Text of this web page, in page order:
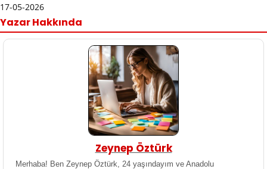
17-05-2026
Yazar Hakkında
Zeynep Öztürk
Merhaba! Ben Zeynep Öztürk, 24 yaşındayım ve Anadolu